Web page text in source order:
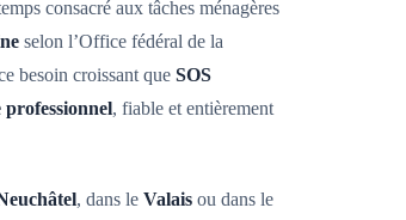
consacré aux tâches ménagères
selon l’Office fédéral de la
besoin croissant que SOS
professionnel, fiable et entièrement
, dans le Valais ou dans le